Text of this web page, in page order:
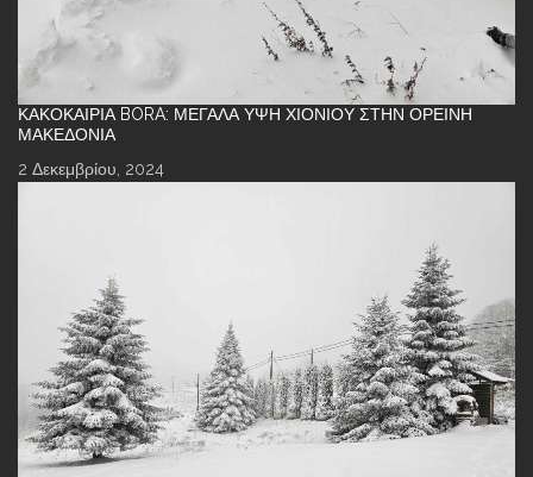
ΚΑΚΟΚΑΙΡΊΑ BORA: ΜΕΓΆΛΑ ΎΨΗ ΧΙΟΝΙΟΎ ΣΤΗΝ ΟΡΕΙΝΉ
ΜΑΚΕΔΟΝΊΑ
2 Δεκεμβρίου, 2024